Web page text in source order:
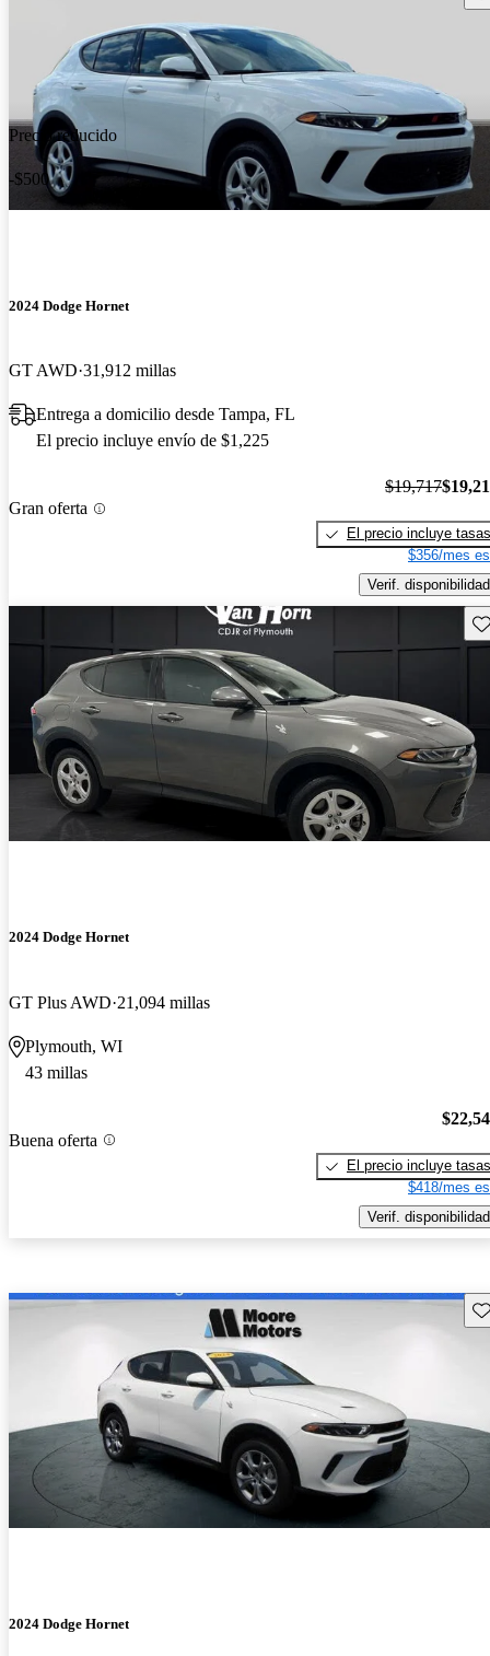
Precio reducido
-$500
2024 Dodge Hornet
GT AWD 31,912 millas
Entrega a domicilio desde Tampa, FL
El precio incluye envío de $1,225
Gran oferta
$19,717
El precio incluye tasas
$356/mes
Verif. disponibilidad
2024 Dodge Hornet
GT Plus AWD 21,094 millas
Plymouth, WI
43 millas
Buena oferta
El precio incluye tasas
$418/mes
Verif. disponibilidad
2024 Dodge Hornet